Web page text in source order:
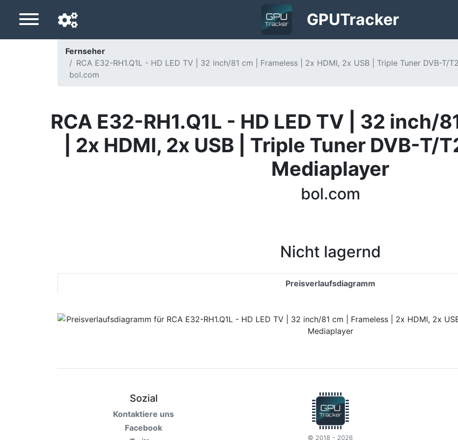
GPUTracker
Navigationssprache
Einstellungen
Fernseher
RCA E32-RH1.Q1L - HD LED TV | 32 inch/81 cm | Frameless | 2x HDMI, 2x USB | Triple Tuner DVB-T/
bol.com
RCA E32-RH1.Q1L - HD LED TV | 32 inch/
| 2x HDMI, 2x USB | Triple Tuner DVB-T/
Mediaplayer
bol.com
Nicht lagernd
Preisverlaufsdiagramm
Sozial
Kontaktiere uns
Facebook
© 2018 - 2026